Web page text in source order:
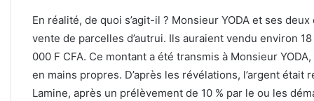
En réalité, de quoi s’agit-il ? Monsieur YODA et ses
vente de parcelles d’autrui. Ils auraient vendu environ
000 F CFA. Ce montant a été transmis à Monsieur
en mains propres. D’après les révélations, l’argent était
Lamine, après un prélèvement de 10 % par le ou les